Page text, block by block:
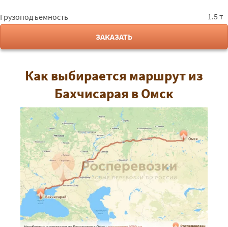
Грузоподъемность
1.5 т
ЗАКАЗАТЬ
Как выбирается маршрут из
Бахчисарая в Омск